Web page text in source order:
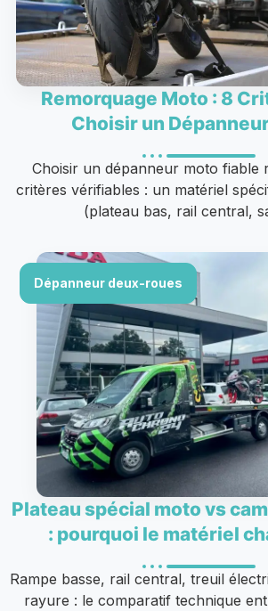
Remorquage Moto : 8
Choisir un
Choisir un dépanneur moto fiable
critères vérifiables : un matériel
(plateau bas, rail central,
Dépanneur deux-roues
Plateau spécial moto vs
: pourquoi le matériel
Rampe basse, rail central, treuil
rayure : le comparatif technique